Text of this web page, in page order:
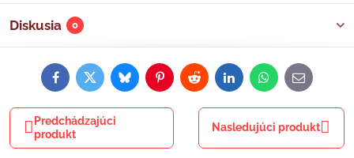
Diskusia 0
FacebookTwitterBlueskyPinterestRedditLinkedInWhatsApp
E-
mail
Predchádzajúci
produkt
Nasledujúci produkt